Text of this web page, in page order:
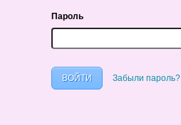
Пароль
Забыли пароль?